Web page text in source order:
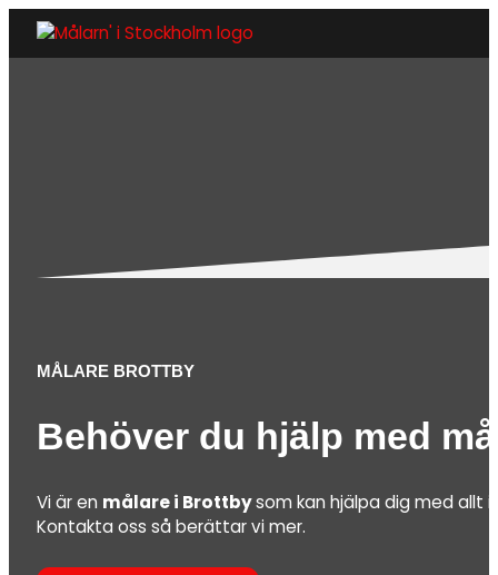
MÅLARE BROTTBY
Behöver du hjälp med
Vi är en målare i Brottbysom kan hjälpa dig med allt
Kontakta oss så berättar vi mer.